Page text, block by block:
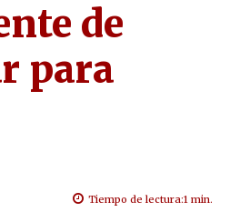
de
para
Tiempo de lectura:1 min.